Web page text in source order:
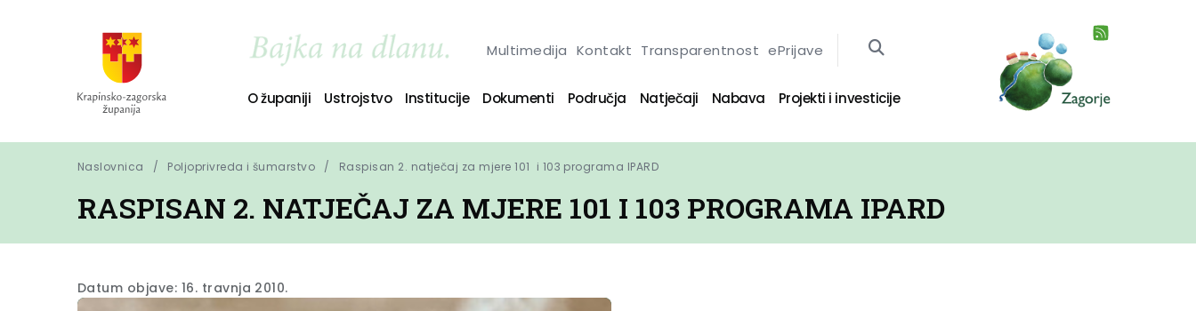
Multimedija Kontakt Transparentnost ePrijave
O županiji Ustrojstvo Institucije Dokumenti Područja Natječaji Nabava Projekti i investicije
Naslovnica Poljoprivreda i šumarstvo Raspisan 2. natječaj za mjere 101  i 103 programa IPARD
RASPISAN 2. NATJEČAJ ZA MJERE 101 I 103 PROGRAMA IPARD
Datum objave: 16. travnja 2010.